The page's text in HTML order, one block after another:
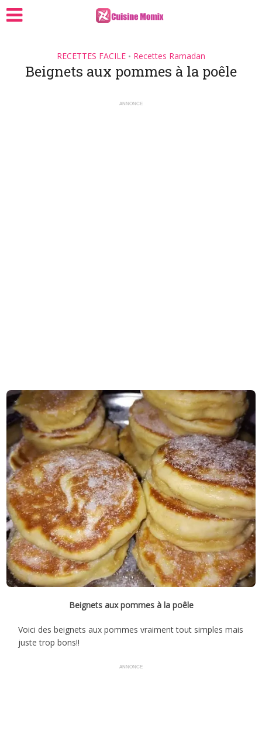
RECETTES FACILE • Recettes Ramadan
Beignets aux pommes à la poêle
ANNONCE
Beignets aux pommes à la poêle
Voici des beignets aux pommes vraiment tout simples mais
juste trop bons!!
ANNONCE